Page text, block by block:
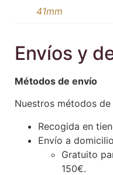
41mm
Envíos y
Métodos de envío
Nuestros métodos
Recogida en
Envío a
Gratuito
150€.